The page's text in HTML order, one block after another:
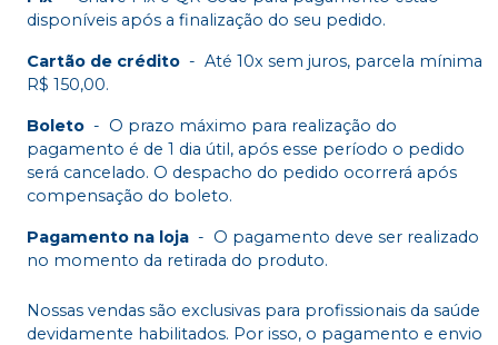
disponíveis após a finalização do seu pedido.
Cartão de crédito - Até 10x sem juros, parcela mínima
R$ 150,00.
Boleto - O prazo máximo para realização do
pagamento é de 1 dia útil, após esse período o pedido
será cancelado. O despacho do pedido ocorrerá após
compensação do boleto.
Pagamento na loja - O pagamento deve ser realizado
no momento da retirada do produto.
Nossas vendas são exclusivas para profissionais da saúde
devidamente habilitados. Por isso, o pagamento e envio